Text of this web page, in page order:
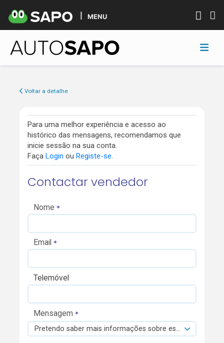
MENU
Voltar a detalhe
Para uma melhor experiência e acesso ao
histórico das mensagens, recomendamos que
inicie sessão na sua conta.
Faça Login ou Registe-se.
Contactar vendedor
Nome
Email
Telemóvel
Mensagem
Pretendo saber mais informações sobre esta viatura.